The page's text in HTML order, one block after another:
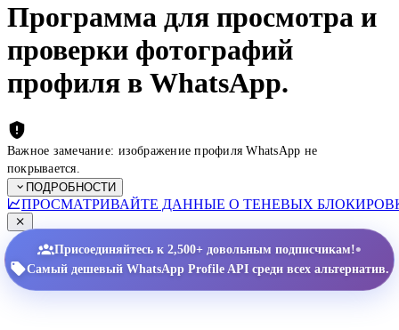
Программа для просмотра и
проверки фотографий
профиля в WhatsApp.
Важное замечание: изображение профиля WhatsApp не
покрывается.
ПОДРОБНОСТИ
ПРОСМАТРИВАЙТЕ ДАННЫЕ О ТЕНЕВЫХ
Присоединяйтесь к 2,500+ довольным подписчикам!•
Самый дешевый WhatsApp Profile API среди всех альтернатив.